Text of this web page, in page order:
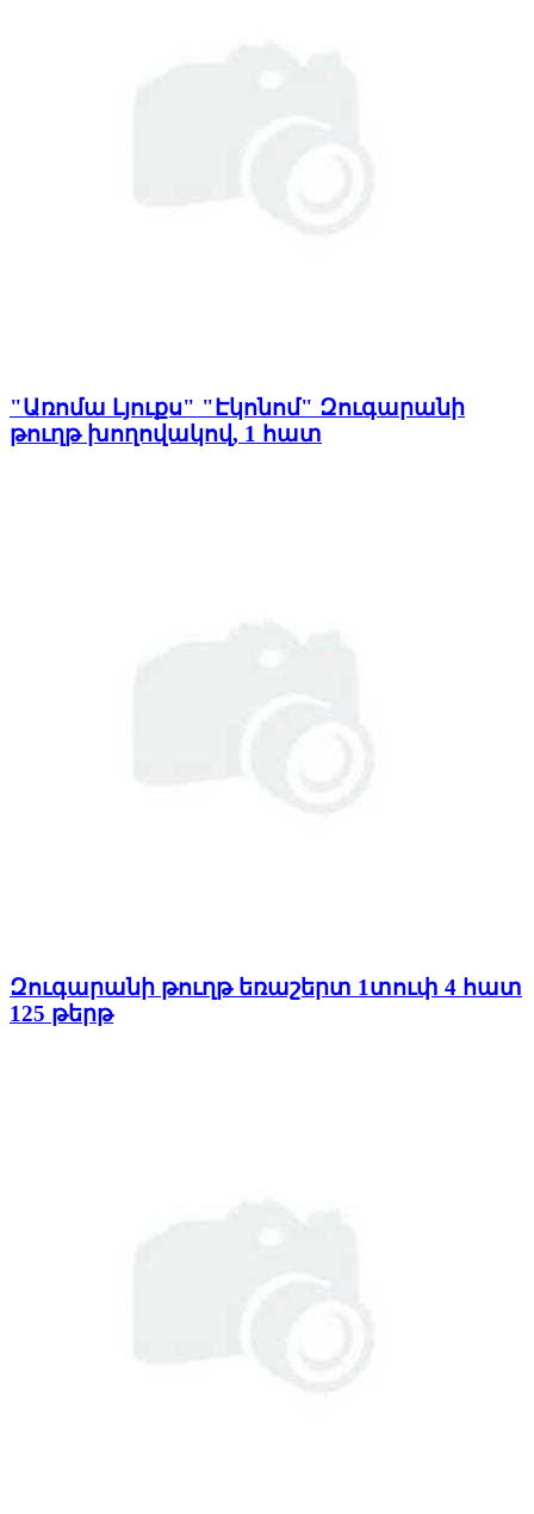
"Առոմա Լյուքս" "Էկոնոմ" Զուգարանի
թուղթ խողովակով, 1 հատ
Զուգարանի թուղթ եռաշերտ 1տուփ 4 հատ
125 թերթ